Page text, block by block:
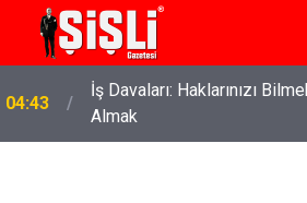
04:43
İş Davaları: Haklarınızı
Almak